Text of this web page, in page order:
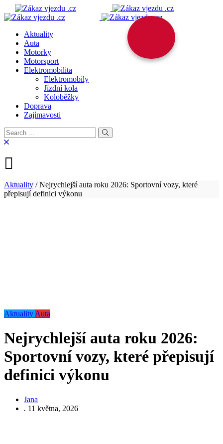
Aktuality
Auta
Motorky
Motorsport
Elektromobilita
Elektromobily
Jízdní kola
Koloběžky
Doprava
Zajímavosti
Aktuality /Nejrychlejší auta roku 2026: Sportovní vozy, které
přepisují definici výkonu
Aktuality Auta
Nejrychlejší auta roku 2026:
Sportovní vozy, které přepisují
definici výkonu
Jana
. 11 května, 2026